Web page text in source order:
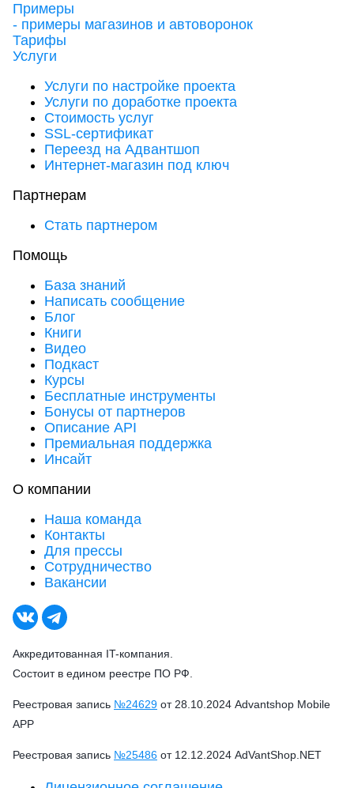
Примеры
- примеры магазинов и автоворонок
Тарифы
Услуги
Услуги по настройке проекта
Услуги по доработке проекта
Стоимость услуг
SSL-сертификат
Переезд на Адвантшоп
Интернет-магазин под ключ
Партнерам
Стать партнером
Помощь
База знаний
Написать сообщение
Блог
Книги
Видео
Подкаст
Курсы
Бесплатные инструменты
Бонусы от партнеров
Описание API
Премиальная поддержка
Инсайт
О компании
Наша команда
Контакты
Для прессы
Сотрудничество
Вакансии
Аккредитованная IT-компания.
Состоит в едином реестре ПО РФ.
Реестровая запись №24629 от 28.10.2024 Advantshop Mobile
APP
Реестровая запись №25486 от 12.12.2024 AdVantShop.NET